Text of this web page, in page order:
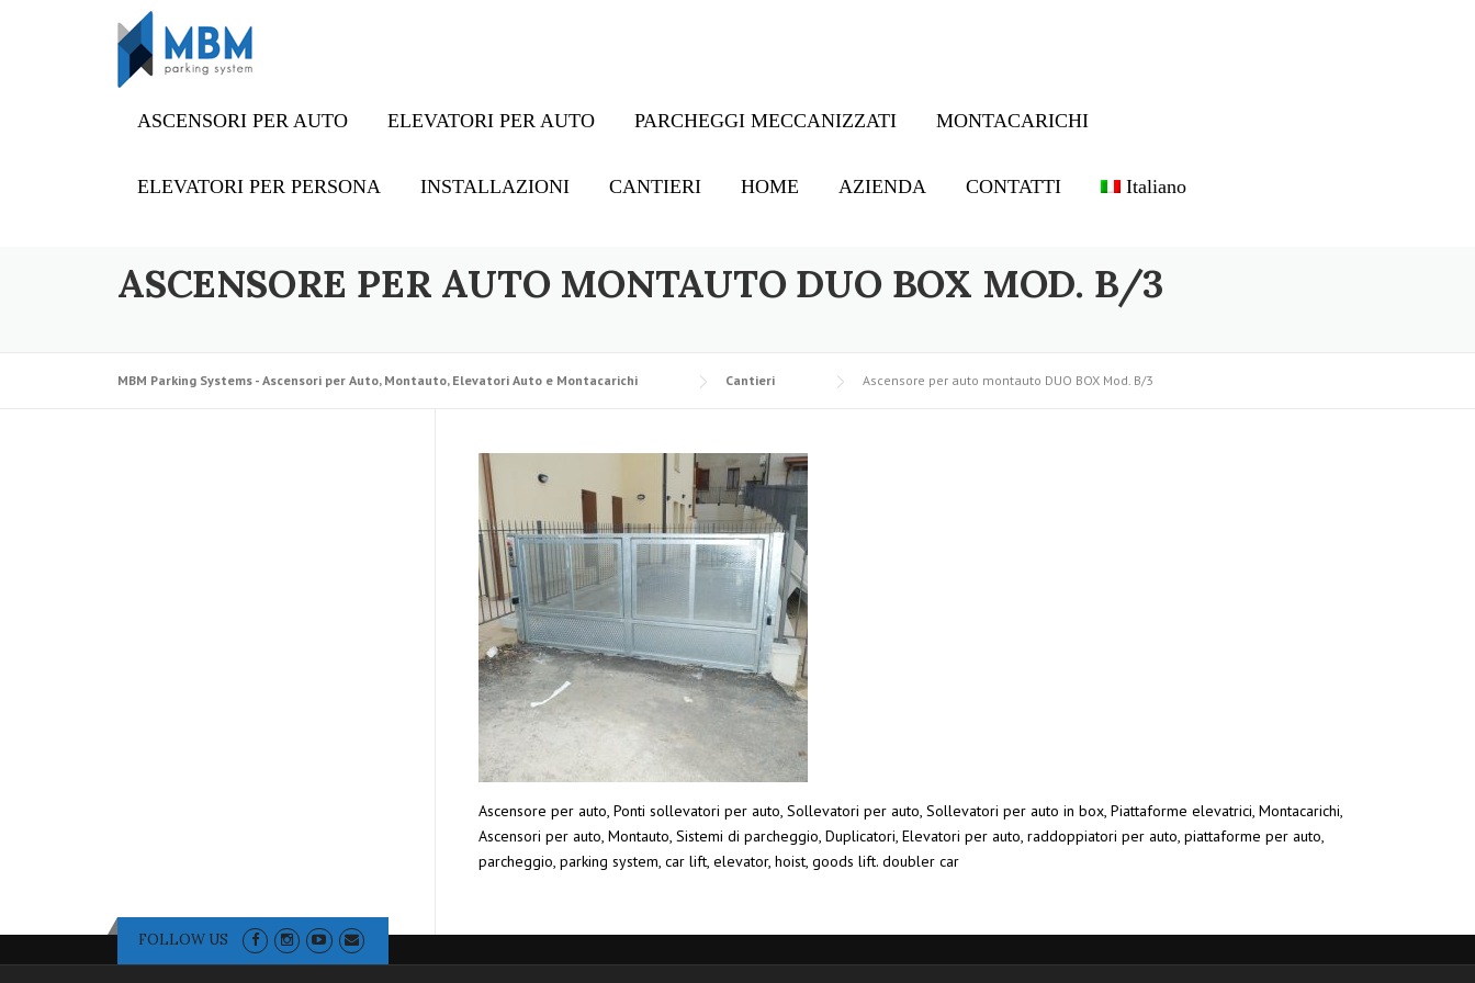
ASCENSORI PER AUTO ELEVATORI PER AUTO PARCHEGGI MECCANIZZATI MONTACARICHI
ELEVATORI PER PERSONA INSTALLAZIONI CANTIERI HOME AZIENDA CONTATTI Italiano
ASCENSORE PER AUTO MONTAUTO DUO BOX MOD. B/3
MBM Parking Systems - Ascensori per Auto, Montauto, Elevatori Auto e Montacarichi Cantieri Ascensore per auto montauto DUO BOX Mod. B/3
Ascensore per auto, Ponti sollevatori per auto, Sollevatori per auto, Sollevatori per auto in box, Piattaforme elevatrici, Montacarichi,
Ascensori per auto, Montauto, Sistemi di parcheggio, Duplicatori, Elevatori per auto, raddoppiatori per auto, piattaforme per auto,
parcheggio, parking system, car lift, elevator, hoist, goods lift. doubler car
FOLLOW US